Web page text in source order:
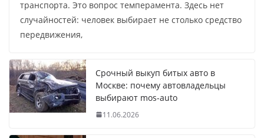
транспорта. Это вопрос темперамента. Здесь нет
случайностей: человек выбирает не столько средство
передвижения,
Срочный выкуп битых авто в
Москве: почему автовладельцы
выбирают mos-auto
11.06.2026